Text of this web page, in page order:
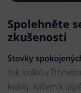
Spolehněte
zkušenosti
Stovky
tisk letáků v
kvality. Klíčem k